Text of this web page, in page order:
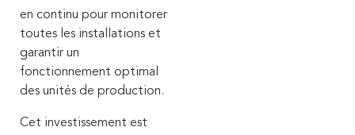
en continu pour monitorer
toutes les installations et
garantir un
fonctionnement optimal
des unités de production.
Cet investissement est